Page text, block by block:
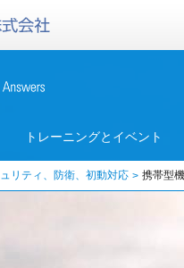
トレーニングとイベント
リティ、防衛、初動対応 携帯型